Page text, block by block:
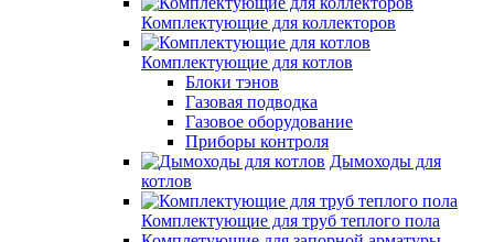
Комплектующие для коллекторов
Комплектующие для котлов
Блоки тэнов
Газовая подводка
Газовое оборудование
Приборы контроля
Дымоходы для
котлов
Комплектующие для труб теплого пола